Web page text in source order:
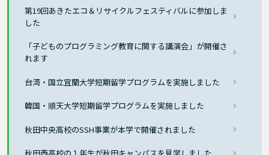
第19回あきたエコ＆リサイクルフェスティバルに参加しま
した
「子どものプログラミング教育に関する講演会」が開催さ
れます
台湾・国立宜蘭大学短期留学プログラムを実施しました
韓国・順天大学短期留学プログラムを実施しました
秋田中央高校のSSH事業が本学で開催されました